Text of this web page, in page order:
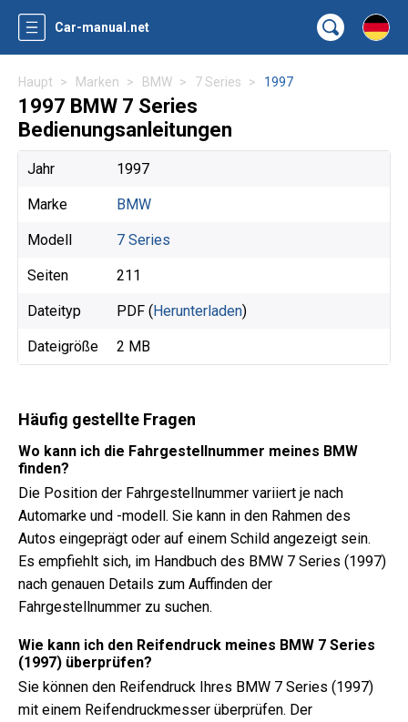
Car-manual.net
Haupt Marken BMW 7 Series 1997
1997 BMW 7 Series
Bedienungsanleitungen
Jahr 1997
Marke BMW
Modell 7 Series
Seiten 211
Dateityp PDF (Herunterladen)
Dateigröße 2 MB
Häufig gestellte Fragen
Wo kann ich die Fahrgestellnummer meines BMW
finden?
Die Position der Fahrgestellnummer variiert je nach
Automarke und -modell. Sie kann in den Rahmen des
Autos eingeprägt oder auf einem Schild angezeigt sein.
Es empfiehlt sich, im Handbuch des BMW 7 Series (1997)
nach genauen Details zum Auffinden der
Fahrgestellnummer zu suchen.
Wie kann ich den Reifendruck meines BMW 7 Series
(1997) überprüfen?
Sie können den Reifendruck Ihres BMW 7 Series (1997)
mit einem Reifendruckmesser überprüfen. Der